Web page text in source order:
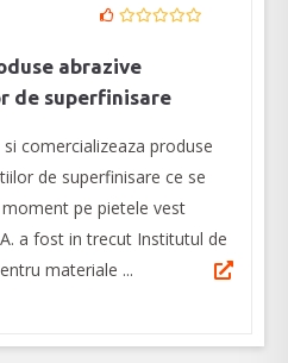
abrazive
de superfinisare
si comercializeaza produse
de superfinisare ce se
pe pietele vest
a fost in trecut Institutul de
materiale ...